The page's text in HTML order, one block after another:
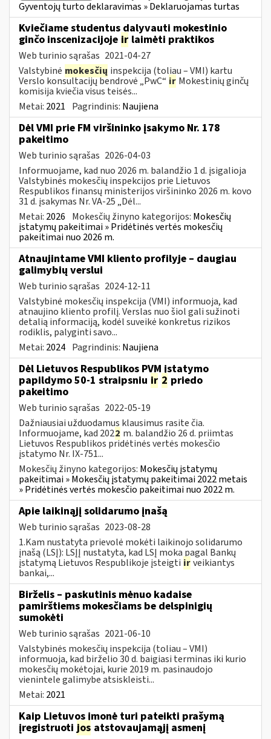
Gyventojų turto deklaravimas » Deklaruojamas turtas
Kviečiame studentus dalyvauti mokestinio
ginčo inscenizacijoje ir laimėti praktikos
Web turinio sąrašas 2021-04-27
Valstybinė mokesčių inspekcija (toliau – VMI) kartu
Verslo konsultacijų bendrovė „PwC“ ir Mokestinių ginčų
komisija kviečia visus teisės...
Metai: 2021 Pagrindinis: Naujiena
Dėl VMI prie FM viršininko įsakymo Nr. 178
pakeitimo
Web turinio sąrašas 2026-04-03
Informuojame, kad nuo 2026 m. balandžio 1 d. įsigalioja
Valstybinės mokesčių inspekcijos prie Lietuvos
Respublikos finansų ministerijos viršininko 2026 m. kovo
31 d. įsakymas Nr. VA-25 „Dėl...
Metai: 2026 Mokesčių žinyno kategorijos: Mokesčių
įstatymų pakeitimai » Pridėtinės vertės mokesčių
pakeitimai nuo 2026 m.
Atnaujintame VMI kliento profilyje – daugiau
galimybių verslui
Web turinio sąrašas 2024-12-11
Valstybinė mokesčių inspekcija (VMI) informuoja, kad
atnaujino kliento profilį. Verslas nuo šiol gali sužinoti
detalią informaciją, kodėl suveikė konkretus rizikos
rodiklis, palyginti savo...
Metai: 2024 Pagrindinis: Naujiena
Dėl Lietuvos Respublikos PVM įstatymo
papildymo 50-1 straipsniu ir 2 priedo
pakeitimo
Web turinio sąrašas 2022-05-19
Dažniausiai užduodamus klausimus rasite čia.
Informuojame, kad 2022 m. balandžio 26 d. priimtas
Lietuvos Respublikos pridėtinės vertės mokesčio
įstatymo Nr. IX-751...
Mokesčių žinyno kategorijos: Mokesčių įstatymų
pakeitimai » Mokesčių įstatymų pakeitimai 2022 metais
» Pridėtinės vertės mokesčio pakeitimai nuo 2022 m.
Apie laikinąjį solidarumo įnašą
Web turinio sąrašas 2023-08-28
1.Kam nustatyta prievolė mokėti laikinojo solidarumo
įnašą (LSĮ): LSĮĮ nustatyta, kad LSĮ moka pagal Bankų
įstatymą Lietuvos Respublikoje įsteigti irveikiantys
bankai,...
Birželis – paskutinis mėnuo kadaise
pamirštiems mokesčiams be delspinigių
sumokėti
Web turinio sąrašas 2021-06-10
Valstybinės mokesčių inspekcija (toliau – VMI)
informuoja, kad birželio 30 d. baigiasi terminas iki kurio
mokesčių mokėtojai, kurie 2019 m. pasinaudojo
vienintele galimybe atsiskleisti...
Metai: 2021
Kaip Lietuvos įmonė turi pateikti prašymą
įregistruoti jos atstovaujamąjį asmenį